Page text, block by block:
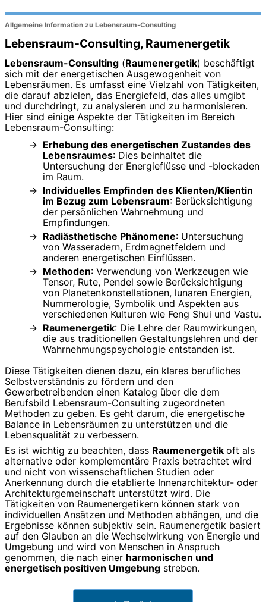
Allgemeine Information zu Lebensraum-Consulting
Lebensraum-Consulting, Raumenergetik
Lebensraum-Consulting (Raumenergetik) beschäftigt
sich mit der energetischen Ausgewogenheit von
Lebensräumen. Es umfasst eine Vielzahl von Tätigkeiten,
die darauf abzielen, das Energiefeld, das alles umgibt
und durchdringt, zu analysieren und zu harmonisieren.
Hier sind einige Aspekte der Tätigkeiten im Bereich
Lebensraum-Consulting:
Erhebung des energetischen Zustandes des
Lebensraumes: Dies beinhaltet die
Untersuchung der Energieflüsse und -blockaden
im Raum.
Individuelles Empfinden des Klienten/Klientin
im Bezug zum Lebensraum: Berücksichtigung
der persönlichen Wahrnehmung und
Empfindungen.
Radiästhetische Phänomene: Untersuchung
von Wasseradern, Erdmagnetfeldern und
anderen energetischen Einflüssen.
Methoden: Verwendung von Werkzeugen wie
Tensor, Rute, Pendel sowie Berücksichtigung
von Planetenkonstellationen, lunaren Energien,
Nummerologie, Symbolik und Aspekten aus
verschiedenen Kulturen wie Feng Shui und Vastu.
Raumenergetik: Die Lehre der Raumwirkungen,
die aus traditionellen Gestaltungslehren und der
Wahrnehmungspsychologie entstanden ist.
Diese Tätigkeiten dienen dazu, ein klares berufliches
Selbstverständnis zu fördern und den
Gewerbetreibenden einen Katalog über die dem
Berufsbild Lebensraum-Consulting zugeordneten
Methoden zu geben. Es geht darum, die energetische
Balance in Lebensräumen zu unterstützen und die
Lebensqualität zu verbessern.
Es ist wichtig zu beachten, dass Raumenergetik oft als
alternative oder komplementäre Praxis betrachtet wird
und nicht von wissenschaftlichen Studien oder
Anerkennung durch die etablierte Innenarchitektur- oder
Architekturgemeinschaft unterstützt wird. Die
Tätigkeiten von Raumenergetikern können stark von
individuellen Ansätzen und Methoden abhängen, und die
Ergebnisse können subjektiv sein. Raumenergetik basiert
auf den Glauben an die Wechselwirkung von Energie und
Umgebung und wird von Menschen in Anspruch
genommen, die nach einer harmonischen und
energetisch positiven Umgebung streben.